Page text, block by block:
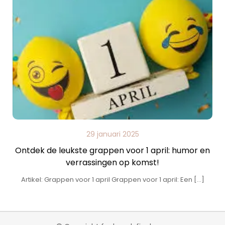
29 januari 2025
Ontdek de leukste grappen voor 1 april: humor en
verrassingen op komst!
Artikel: Grappen voor 1 april Grappen voor 1 april: Een […]